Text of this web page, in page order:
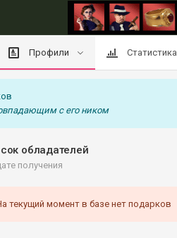
Профили Статистика
с его ником
обладателей
получения
текущий момент в базе нет подарков